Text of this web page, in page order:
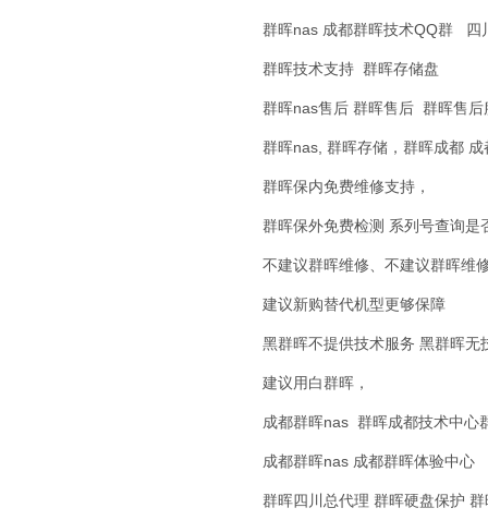
群晖nas 成都群晖技术QQ群
群晖技术支持 群晖存储盘
群晖nas售后 群晖售后 群晖售
群晖nas, 群晖存储，群晖成都
群晖保内免费维修支持，
群晖保外免费检测 系列号查询
不建议群晖维修、不建议群晖维
建议新购替代机型更够保障
黑群晖不提供技术服务 黑群晖
建议用白群晖，
成都群晖nas 群晖成都技术中心
成都群晖nas 成都群晖体验中心
群晖四川总代理 群晖硬盘保护